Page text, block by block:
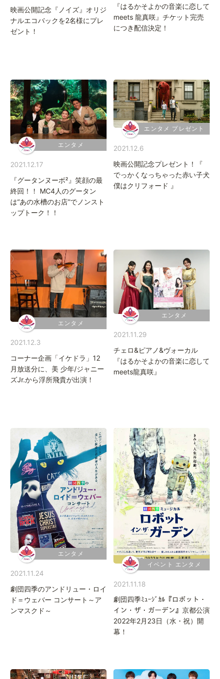
映画公開記念『ノイズ』オリジ
ナルエコバックを2名様にプレ
ゼント！
『はるかそよかの音楽に恋して
meets 龍真咲』チケット完売
につき配信決定！
エンタメ
2021.12.17
『グータンヌーボ²』笑顔の最
終回！！ MC4人のグータン
は“あの水槽のお店”でノンスト
ップトーク！！
エンタメ プレゼント
2021.12.6
映画公開記念プレゼント！『
でっかくなっちゃった赤い子犬
僕はクリフォード 』
エンタメ
2021.12.3
コーナー企画「イケドラ」12
月放送分に、美 少年/ジャニー
ズJr.から浮所飛貴が出演！
エンタメ
2021.11.29
チェロ&ピアノ&ヴォーカル
『はるかそよかの音楽に恋して
meets龍真咲』
エンタメ
2021.11.24
劇団四季のアンドリュー・ロイ
ド＝ウェバー コンサート～ア
ンマスクド～
イベント エンタメ
2021.11.18
劇団四季ﾐｭｰｼﾞｶﾙ『ロボット・
イン・ザ・ガーデン』京都公演
2022年2月23日（水・祝）開
幕！